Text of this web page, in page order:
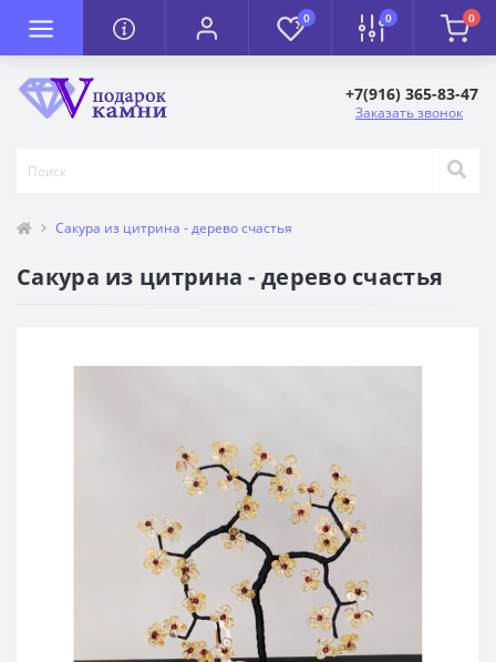
0 0 0
+7(916) 365-83-47
Заказать звонок
Сакура из цитрина - дерево счастья
Сакура из цитрина - дерево счастья